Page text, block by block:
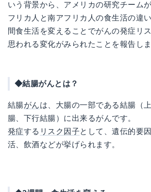
いう背景から、アメリカの研究チーム
フリカ人と南アフリカ人の食生活の違
間食生活を変えることでがんの発症リ
思われる変化がみられたことを報告しま
◆結腸がんとは？
結腸がんは、大腸の一部である結腸（
腸、下行結腸）に出来るがんです。
発症する リスク因子として、遺伝的要因
活、飲酒などが挙げられます。